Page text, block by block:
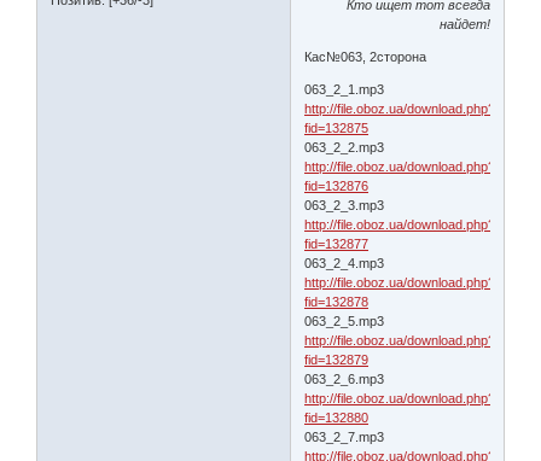
Кто ищет тот всегда
найдет!
Кас№063, 2сторона
063_2_1.mp3
http://file.oboz.ua/download.php?
fid=132875
063_2_2.mp3
http://file.oboz.ua/download.php?
fid=132876
063_2_3.mp3
http://file.oboz.ua/download.php?
fid=132877
063_2_4.mp3
http://file.oboz.ua/download.php?
fid=132878
063_2_5.mp3
http://file.oboz.ua/download.php?
fid=132879
063_2_6.mp3
http://file.oboz.ua/download.php?
fid=132880
063_2_7.mp3
http://file.oboz.ua/download.php?